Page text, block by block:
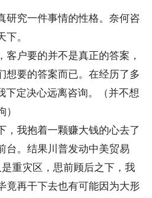
研究一件事情的性格。奈何咨
。
客户要的并不是真正的答案，
想要的答案而已。在经历了多
下定决心远离咨询。（并不想
，我抱着一颗赚大钱的心去了
台。结果川普发动中美贸易
重灾区，思前顾后之下，我
竟再干下去也有可能因为大形